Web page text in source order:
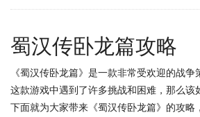
蜀汉传卧龙篇攻略
《蜀汉传卧龙篇》是一款非常受欢迎的战
这款游戏中遇到了许多挑战和困难，那么该
下面就为大家带来《蜀汉传卧龙篇》的攻略